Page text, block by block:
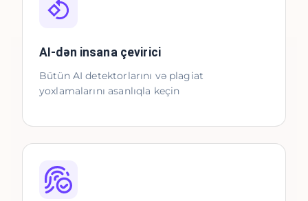
AI-dən insana çevirici
Bütün AI detektorlarını və plagiat
yoxlamalarını asanlıqla keçin